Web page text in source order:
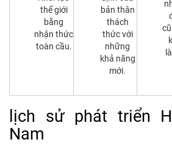
thế giới
bằng
nhận thức
toàn cầu.
bản thân
thách
thức với
những
khả năng
mới.
lịch sử phát triển
Nam